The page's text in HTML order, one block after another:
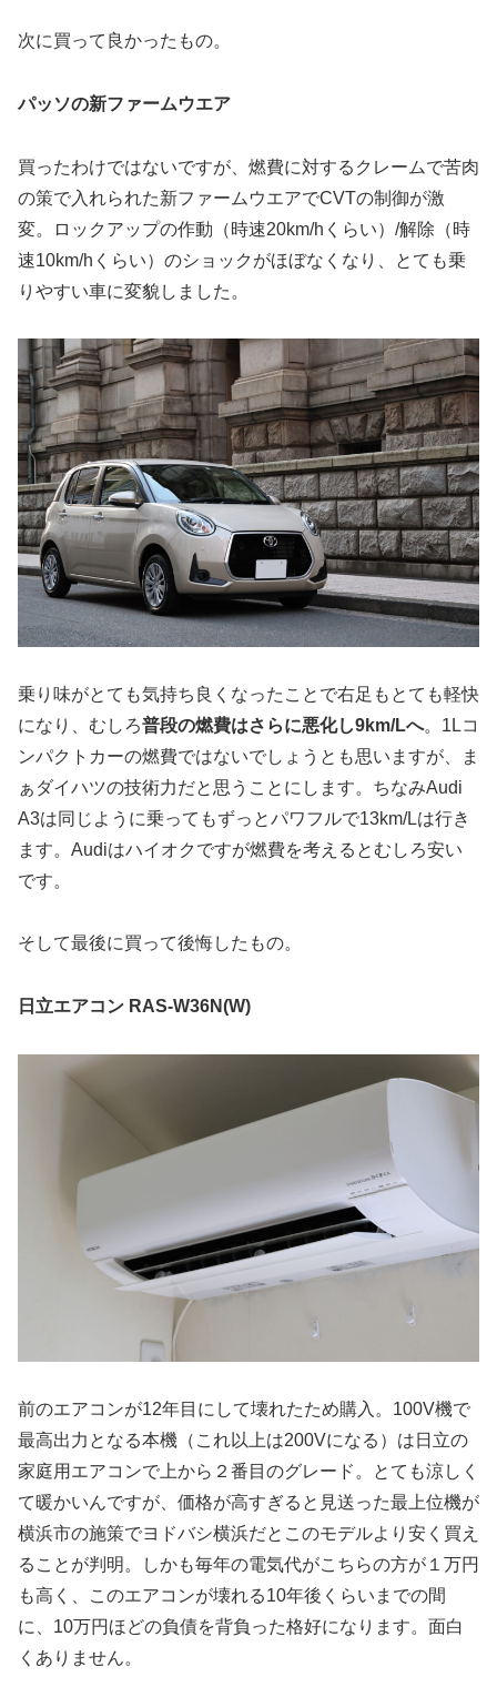
次に買って良かったもの。
パッソの新ファームウエア
買ったわけではないですが、燃費に対するクレームで苦肉
の策で入れられた新ファームウエアでCVTの制御が激
変。ロックアップの作動（時速20km/hくらい）/解除（時
速10km/hくらい）のショックがほぼなくなり、とても乗
りやすい車に変貌しました。
乗り味がとても気持ち良くなったことで右足もとても軽快
になり、むしろ普段の燃費はさらに悪化し9km/Lへ。1Lコ
ンパクトカーの燃費ではないでしょうとも思いますが、ま
ぁダイハツの技術力だと思うことにします。ちなみAudi
A3は同じように乗ってもずっとパワフルで13km/Lは行き
ます。Audiはハイオクですが燃費を考えるとむしろ安い
です。
そして最後に買って後悔したもの。
日立エアコン RAS-W36N(W)
前のエアコンが12年目にして壊れたため購入。100V機で
最高出力となる本機（これ以上は200Vになる）は日立の
家庭用エアコンで上から２番目のグレード。とても涼しく
て暖かいんですが、価格が高すぎると見送った最上位機が
横浜市の施策でヨドバシ横浜だとこのモデルより安く買え
ることが判明。しかも毎年の電気代がこちらの方が１万円
も高く、このエアコンが壊れる10年後くらいまでの間
に、10万円ほどの負債を背負った格好になります。面白
くありません。